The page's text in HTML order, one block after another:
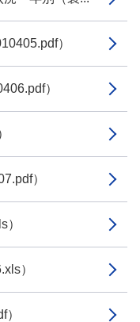
）
）
）
）